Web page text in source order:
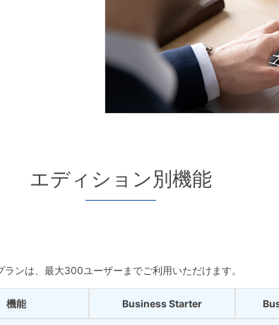
エディション別機能
ンは、最大300ユーザーまでご利用いただけます。
機能 Business Starter